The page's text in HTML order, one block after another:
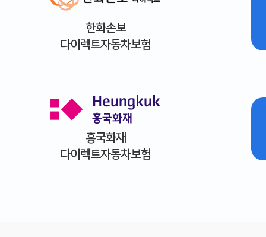
한화손보
다이렉트자동차보험
흥국화재
다이렉트자동차보험